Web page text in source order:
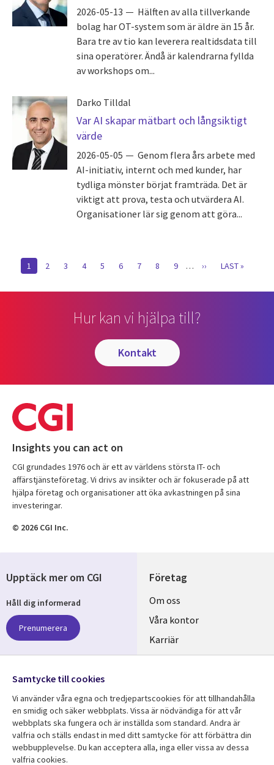
2026-05-13
Hälften av alla tillverkande
bolag har OT-system som är äldre än 15 år.
Bara tre av tio kan leverera realtidsdata till
sina operatörer. Ändå är kalendrarna fyllda
av workshops om...
Darko Tilldal
Var AI skapar mätbart och långsiktigt
värde
2026-05-05
Genom flera års arbete med
AI-initiativ, internt och med kunder, har
tydliga mönster börjat framträda. Det är
viktigt att prova, testa och utvärdera AI.
Organisationer lär sig genom att göra...
Pagination
CURRENT
1 SIDA
2 SIDA
3 SIDA
4 SIDA
5 SIDA
6 SIDA
7 SIDA
8 SIDA
9 …
NÄSTA
››
SISTA
LAST »
Hur kan vi hjälpa till?
kontakt
Insights you can act on
CGI grundades 1976 och är ett av världens största IT- och
affärstjänsteföretag. Vi drivs av insikter och är fokuserade på att
hjälpa företag och organisationer att öka avkastningen på sina
investeringar.
© 2026 CGI Inc.
Företag
Useful
links
SWEDEN
Om oss
Våra kontor
Karriär
Hållbarhet
Resurscenter
Upptäck mer om CGI
Håll dig informerad
Prenumerera
Följ oss
Social
Media
SWEDEN
Samtycke till cookies
Vi använder våra egna och tredjepartscookies för att tillhandahålla
en smidig och säker webbplats. Vissa är nödvändiga för att vår
webbplats ska fungera och är inställda som standard. Andra är
valfria och ställs endast in med ditt samtycke för att förbättra din
webbupplevelse. Du kan acceptera alla, inga eller vissa av dessa
valfria cookies.